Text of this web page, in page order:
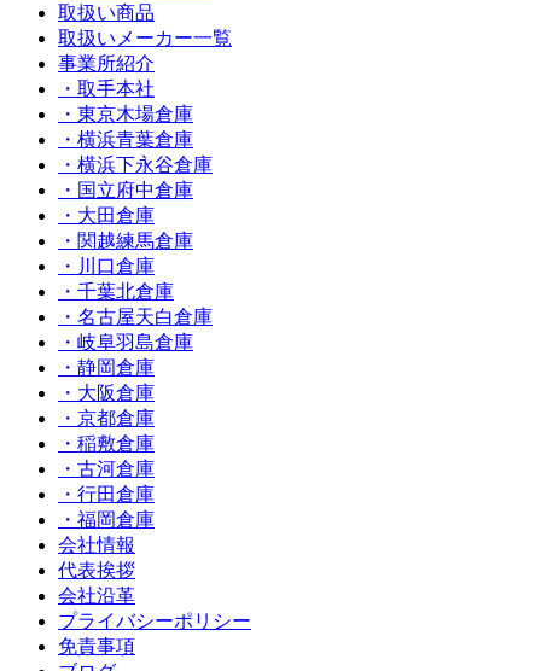
取扱い商品
取扱いメーカー一覧
事業所紹介
・取手本社
・東京木場倉庫
・横浜青葉倉庫
・横浜下永谷倉庫
・国立府中倉庫
・大田倉庫
・関越練馬倉庫
・川口倉庫
・千葉北倉庫
・名古屋天白倉庫
・岐阜羽島倉庫
・静岡倉庫
・大阪倉庫
・京都倉庫
・稲敷倉庫
・古河倉庫
・行田倉庫
・福岡倉庫
会社情報
代表挨拶
会社沿革
プライバシーポリシー
免責事項